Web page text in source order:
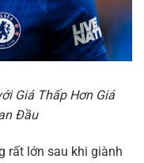
Giá Thấp Hơn Giá
Đầu
rất lớn sau khi giành